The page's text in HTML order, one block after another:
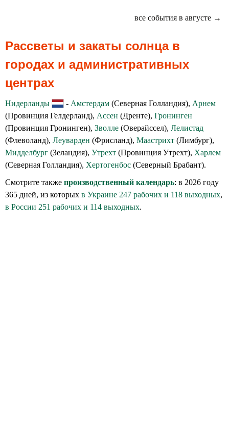
все события в августе →
Рассветы и закаты солнца в
городах и административных
центрах
Нидерланды - Амстердам (Северная Голландия), Арнем
(Провинция Гелдерланд), Ассен (Дренте), Гронинген
(Провинция Гронинген), Зволле (Оверайссел), Лелистад
(Флеволанд), Леуварден (Фрисланд), Маастрихт (Лимбург),
Мидделбург (Зеландия), Утрехт (Провинция Утрехт), Харлем
(Северная Голландия), Хертогенбос (Северный Брабант).
Смотрите также производственный календарь: в 2026 году
365 дней, из которых в Украине 247 рабочих и 118 выходных,
в России 251 рабочих и 114 выходных.